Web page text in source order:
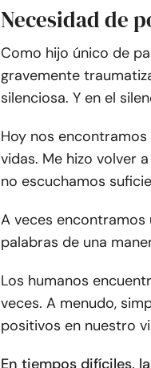
Necesidad de
Como hijo único de
gravemente
silenciosa. Y en el
Hoy nos
vidas. Me hizo volver
no escuchamos
A veces
palabras de una
Los humanos
veces. A menudo,
positivos en nuestro
En tiempos difíciles,